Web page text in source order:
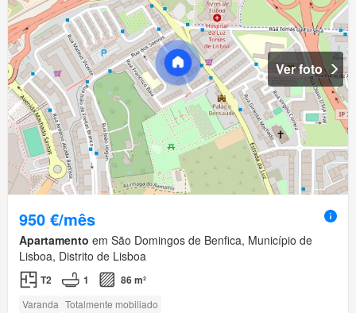
Ver foto
950 €/mês
Apartamento em São Domingos de Benfica, Município de
Lisboa, Distrito de Lisboa
T2 1 86 m²
Varanda Totalmente mobiliado